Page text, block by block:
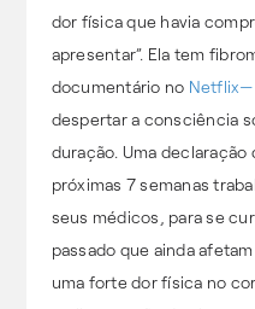
dor física que havia
apresentar”. Ela tem
documentário no Netflix—
despertar a consciência
duração. Uma declaração
próximas 7 semanas
seus médicos, para se
passado que ainda
uma forte dor física no